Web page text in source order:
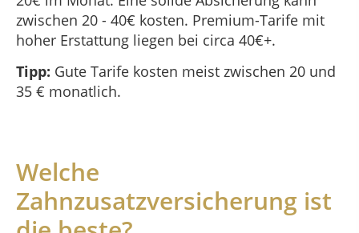
zwischen 20 - 40€ kosten. Premium-Tarife mit
hoher Erstattung liegen bei circa 40€+.
Tipp: Gute Tarife kosten meist zwischen 20 und
35 € monatlich.
Welche
Zahnzusatzversicherung ist